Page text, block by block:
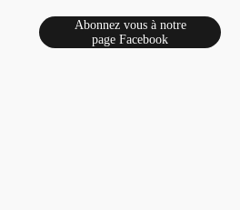
Abonnez vous à notre
page Facebook